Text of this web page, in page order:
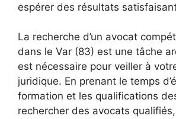
espérer des résultats
La recherche d’un avocat
dans le Var (83) est une tâche
est nécessaire pour veiller à
juridique. En prenant le temps
formation et les qualifications
rechercher des avocats